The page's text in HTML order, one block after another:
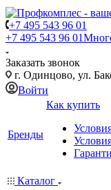
+7 495 543 96 01
+7 495 543 96 01
Заказать звонок
г. Одинцово, ул.
Войти
Бренды
Как купить
Каталог